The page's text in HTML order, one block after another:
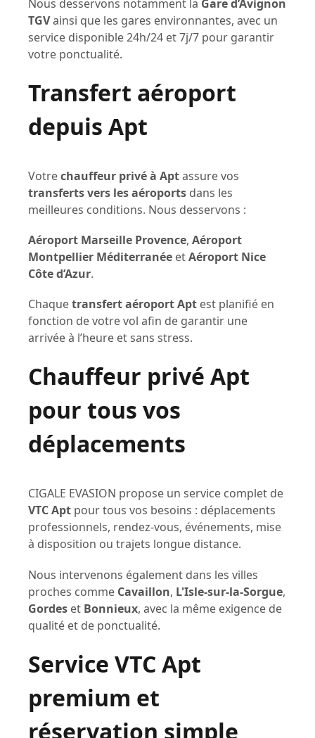
Nous desservons notamment la Gare d’Avignon
TGVainsi que les gares environnantes, avec un
service disponible 24h/24 et 7j/7 pour garantir
votre ponctualité.
Transfert aéroport
depuis Apt
Votrechauffeur privé à Aptassure vos
transferts vers les aéroports dans les
meilleures conditions. Nous desservons :
Aéroport Marseille Provence, Aéroport
Montpellier Méditerranée etAéroport Nice
Côte d’Azur.
Chaquetransfert aéroport Apt est planifié en
fonction de votre vol afin de garantir une
arrivée à l’heure et sans stress.
Chauffeur privé Apt
pour tous vos
déplacements
CIGALE EVASION propose un service complet de
VTC Apt pour tous vos besoins : déplacements
professionnels, rendez-vous, événements, mise
à disposition ou trajets longue distance.
Nous intervenons également dans les villes
proches comme Cavaillon, L'Isle-sur-la-Sorgue,
Gordes et Bonnieux, avec la même exigence de
qualité et de ponctualité.
Service VTC Apt
premium et
réservation simple